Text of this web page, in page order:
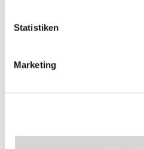
Statistiken
Marketing
des Winters
oder wenige Blätter an
grüner bleibt das
bekanntesten Vertreter
Japanische Azaleen.